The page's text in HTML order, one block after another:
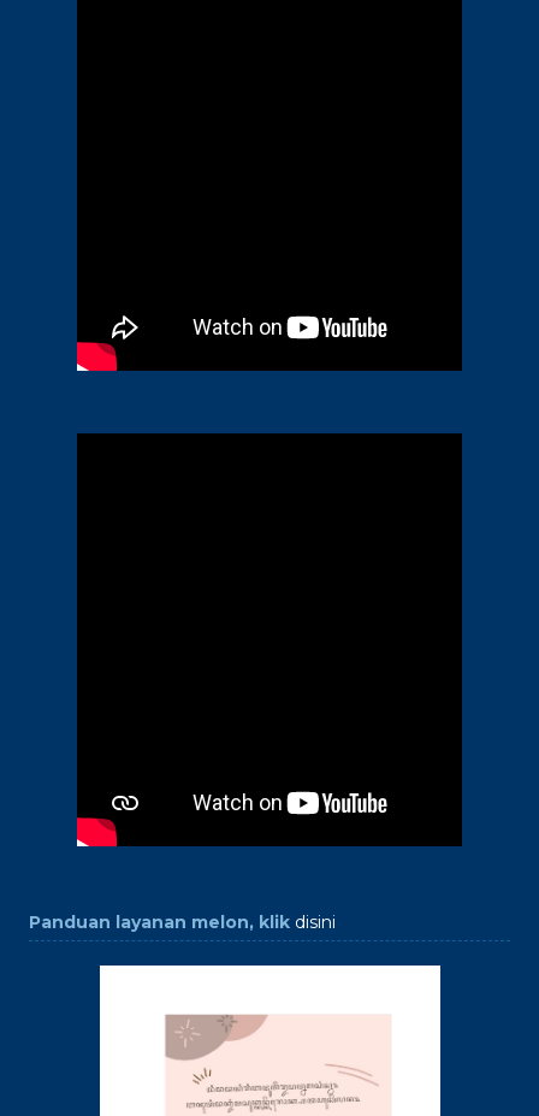
Panduan layanan melon, klik disini